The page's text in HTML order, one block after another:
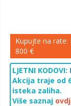
Kupujte na rate:
800 €
LJETNI
Akcija traje od
isteka zaliha.
Više saznaj